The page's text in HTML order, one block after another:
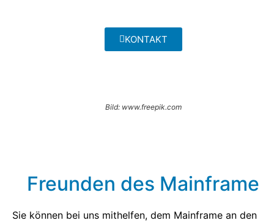
KONTAKT
Bild: www.freepik.com
Freunden des Mainframe
Sie können bei uns mithelfen, dem Mainframe an den